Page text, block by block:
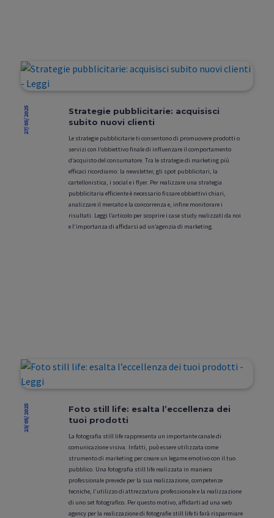
27/05/2025
Strategie pubblicitarie: acquisisci
subito nuovi clienti
Le strategie pubblicitarie ti consentono di promuovere prodotti o
servizi con l’obbiettivo finale di influenzare il comportamento
d’acquisto del consumatore. Tra le strategie di marketing più
efficaci ricordiamo: la newsletter, gli spot pubblicitari, la
cartellonistica, i social e i flyer. Per realizzare una strategia
pubblicitaria efficiente è necessario fissare obbiettivi chiari,
analizzare il mercato e la concorrenza e, infine monitorare i
risultati. Leggi l’articolo per scoprire i case study realizzati da noi
e l’importanza di affidarsi ad un’agenzia di marketing.
23/05/2025
Foto still life: esalta l’eccellenza dei
tuoi prodotti
La fotografia still life rappresenta un importante canale di
comunicazione visiva. Infatti, può essere utilizzata come
strumento di marketing per creare un legame emotivo con il tuo
pubblico. Una fotografia still life realizzata in maniera
professionale prevede per la sua realizzazione, competenze
tecniche, l’utilizzo di attrezzatura professionale e la realizzazione
di uno set fotografico. Per questo motivo, affidarti ad una web
agency per la realizzazione di fotografie still life ti farà risparmiare